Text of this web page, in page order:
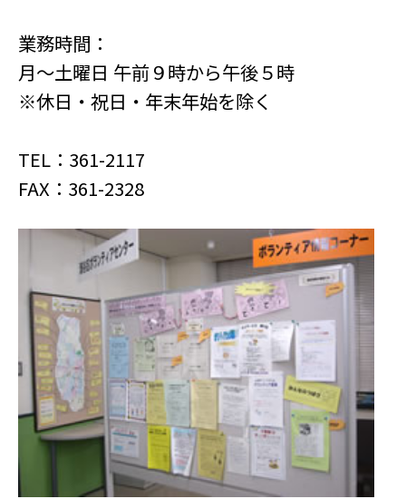
業務時間：
月～土曜日 午前９時から午後５時
※休日・祝日・年末年始を除く
TEL：361-2117
FAX：361-2328